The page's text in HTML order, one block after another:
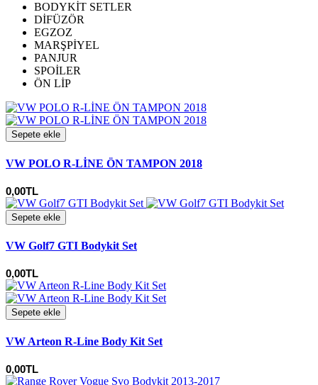
BODYKİT SETLER
DİFÜZÖR
EGZOZ
MARŞPİYEL
PANJUR
SPOİLER
ÖN LİP
Sepete ekle
VW POLO R-LİNE ÖN TAMPON 2018
0,00TL
Sepete ekle
VW Golf7 GTI Bodykit Set
0,00TL
Sepete ekle
VW Arteon R-Line Body Kit Set
0,00TL